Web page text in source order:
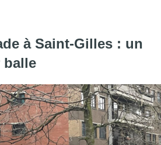
l'article "Cécile Jodogne se présente
à Saint-Gilles : un
balle